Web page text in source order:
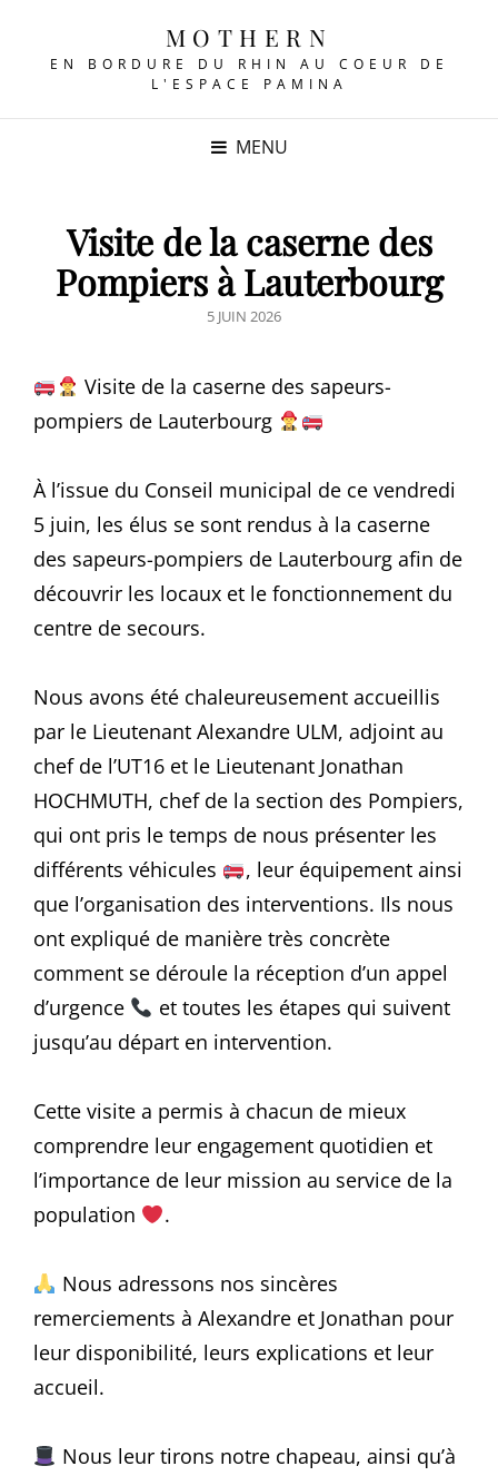
MOTHERN
EN BORDURE DU RHIN AU COEUR DE
L'ESPACE PAMINA
MENU
Visite de la caserne des
Pompiers à Lauterbourg
POSTED
5 JUIN 2026
Visite de la caserne des sapeurs-
pompiers de Lauterbourg
À l’issue du Conseil municipal de ce vendredi
5 juin, les élus se sont rendus à la caserne
des sapeurs-pompiers de Lauterbourg afin de
découvrir les locaux et le fonctionnement du
centre de secours.
Nous avons été chaleureusement accueillis
par le Lieutenant Alexandre ULM, adjoint au
chef de l’UT16 et le Lieutenant Jonathan
HOCHMUTH, chef de la section des Pompiers,
qui ont pris le temps de nous présenter les
différents véhicules
, leur équipement ainsi
que l’organisation des interventions. Ils nous
ont expliqué de manière très concrète
comment se déroule la réception d’un appel
d’urgence
et toutes les étapes qui suivent
jusqu’au départ en intervention.
Cette visite a permis à chacun de mieux
comprendre leur engagement quotidien et
l’importance de leur mission au service de la
population
.
Nous adressons nos sincères
remerciements à Alexandre et Jonathan pour
leur disponibilité, leurs explications et leur
accueil.
Nous leur tirons notre chapeau, ainsi qu’à